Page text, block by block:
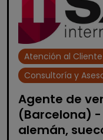
Atención al
Consultoría y
Agente de
(Barcelona)
alemán,